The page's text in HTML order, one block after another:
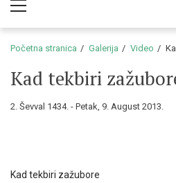
Menu
Početna stranica Galerija Video
Kad tekbiri
2. Ševval 1434. - Petak, 9. August 2013.
Kad tekbiri zažubore